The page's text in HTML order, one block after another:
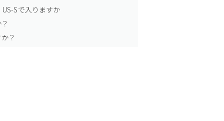
Sで入りますか
？